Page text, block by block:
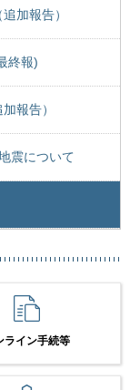
加報告）
終報)
報告）
震について
ライン手続等